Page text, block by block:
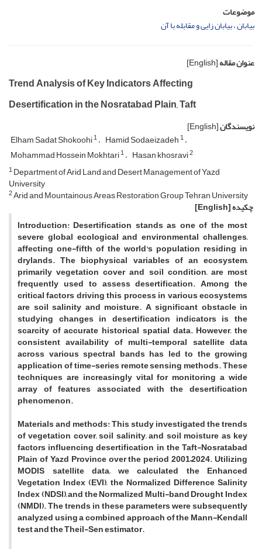
موضوعات
بیابان ، بیابان زایی و مقابله با آن
عنوان مقاله[English]
Trend Analysis of Key Indicators Affecting
Desertification in the Nosratabad Plain, Taft
نویسندگان[English]
Elham Sadat Shokoohi1 Hamid Sodaeizadeh1
Mohammad Hossein Mokhtari1 Hasan khosravi2
1Department of Arid Land and Desert Management of Yazd
University
2Arid and Mountainous Areas Restoration Group Tehran University
چکیده[English]
Introduction: Desertification stands as one of the most
severe global ecological and environmental challenges,
affecting one-fifth of the world's population residing in
drylands. The biophysical variables of an ecosystem,
primarily vegetation cover and soil condition, are most
frequently used to assess desertification. Among the
critical factors driving this process in various ecosystems
are soil salinity and moisture. A significant obstacle in
studying changes in desertification indicators is the
scarcity of accurate historical spatial data. However, the
consistent availability of multi-temporal satellite data
across various spectral bands has led to the growing
application of time-series remote sensing methods. These
techniques are increasingly vital for monitoring a wide
array of features associated with the desertification
phenomenon.
Materials and methods:This study investigated the trends
of vegetation cover, soil salinity, and soil moisture as key
factors influencing desertification in the Taft-Nosratabad
Plain of Yazd Province over the period 2001–2024. Utilizing
MODIS satellite data, we calculated the Enhanced
Vegetation Index (EVI), the Normalized Difference Salinity
Index (NDSI), and the Normalized Multi-band Drought Index
(NMDI). The trends in these parameters were subsequently
analyzed using a combined approach of the Mann-Kendall
test and the Theil-Sen estimator.